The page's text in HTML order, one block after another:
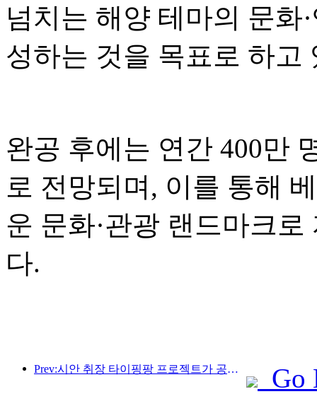
넘치는 해양 테마의 문화
성하는 것을 목표로 하고
완공 후에는 연간 400만
로 전망되며, 이를 통해
운 문화·관광 랜드마크
다.
Prev:시안 취장 타이핑팡 프로젝트가 공식적으로 착공했으며, 총 건축 면적은 13만 7천 제곱미터입니다.
Go